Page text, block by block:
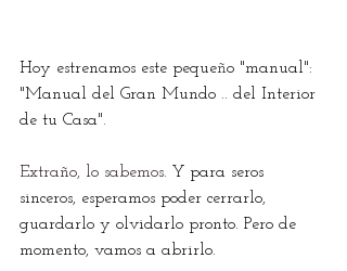
Hoy estrenamos este pequeño "manual":
"Manual del Gran Mundo .. del Interior
de tu Casa".
Extraño, lo sabemos. Y para seros
sinceros, esperamos poder cerrarlo,
guardarlo y olvidarlo pronto. Pero de
momento, vamos a abrirlo.